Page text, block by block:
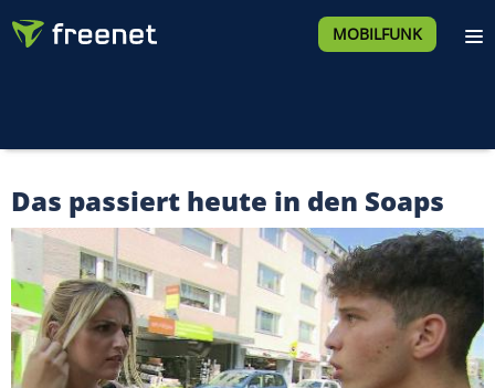
MOBILFUNK
Das passiert heute in den Soaps